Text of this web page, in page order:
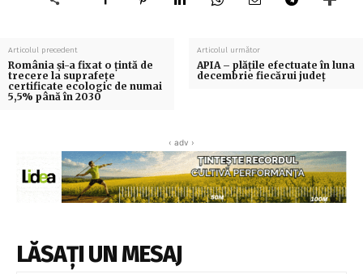
Articolul precedent
România şi-a fixat o ţintă de
trecere la suprafeţe
certificate ecologic de numai
5,5% până în 2030
Articolul următor
APIA – plățile efectuate în luna
decembrie fiecărui județ
‹ adv ›
LĂSAȚI UN MESAJ